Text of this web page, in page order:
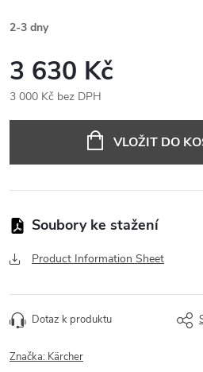
2-3 dny
3 630 Kč
3 000 Kč bez DPH
VLOŽIT DO
Product Information Sheet
Dotaz k produktu
Značka: Kärcher